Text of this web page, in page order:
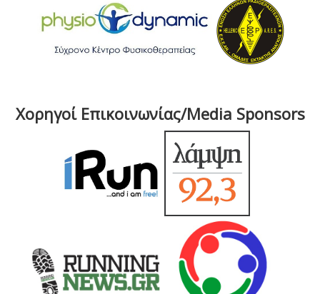
Χορηγοί Επικοινωνίας/Media Sponsors